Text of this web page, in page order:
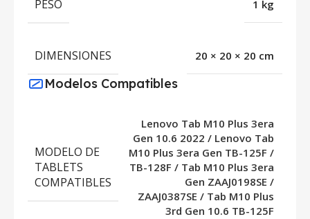
PESO 1 kg
DIMENSIONES 20 × 20 × 20 cm
Modelos Compatibles
MODELO DE
TABLETS
COMPATIBLES
Lenovo Tab M10 Plus 3era
Gen 10.6 2022 / Lenovo Tab
M10 Plus 3era Gen TB-125F /
TB-128F / Tab M10 Plus 3era
Gen ZAAJ0198SE /
ZAAJ0387SE / Tab M10 Plus
3rd Gen 10.6 TB-125F